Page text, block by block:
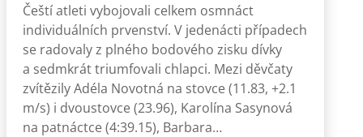
Čeští atleti vybojovali celkem osmnáct
individuálních prvenství. V jedenácti případech
se radovaly z plného bodového zisku dívky
a sedmkrát triumfovali chlapci. Mezi děvčaty
zvítězily Adéla Novotná na stovce (11.83, +2.1
m/s) i dvoustovce (23.96), Karolína Sasynová
na patnáctce (4:39.15), Barbara…